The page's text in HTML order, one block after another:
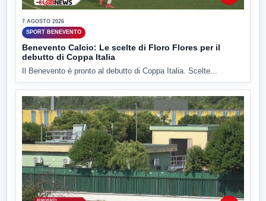
7 AGOSTO 2026
SPORT BENEVENTO
Benevento Calcio: Le scelte di Floro Flores per il
debutto di Coppa Italia
Il Benevento è pronto al debutto di Coppa Italia. Scelte...